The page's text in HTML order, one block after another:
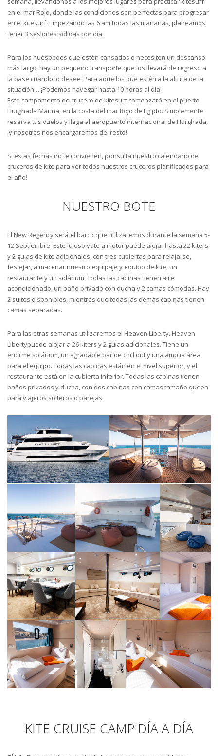
en el mar Rojo, donde las condiciones son perfectas para progresar
en el kitesurf. Empezando las 6 am todas las mañanas, planeamos
tener 3 sesiones sólidas por día.
Para los huéspedes que estén cansados o necesiten un descanso
más largo, hay un pequeño transporte que los llevará de regreso a
la base cuando lo desee. Para aquellos que estén a la altura de la
situación… ¡Podemos navegar hasta 10 horas al día!
Este campamento de crucero de kitesurf comenzará en el puerto
Hurghada Marina, en la costa del mar Rojo de Egipto. Simplemente
reserva tus vuelos y llega al aeropuerto internacional de Hurghada,
¡y nosotros nos encargaremos del resto!
Si estas fechas no te convienen, ¡consulta nuestro calendario de
cruceros de kite para ver todos nuestros cruceros planificados para
el año!
NUESTRO BOTE
El New Regency será el barco que utilizaremos durante la semana 5-
12 Septiembre. Este lujoso yate a motor puede alojar hasta 22 kiters
y 2 guías de kite adicionales, con tres cubiertas para relajarse,
festejar, almacenar nuestro equipaje y equipo de kite, un
restaurante y un solárium. Todas las cabinas tienen aire
acondicionado, un baño privado con ducha y 2 camas cómodas. Hay
2 suites disponibles, mientras que todas las demás cabinas tienen
camas separadas.
Para las otras semanas utilizaremos el Heaven Liberty. Heaven
Libertypuede alojar a 26 kiters y 2 guías adicionales. Tiene un
enorme solárium, un agradable bar de chill out y una amplia área
para el equipo. Todas las cabinas están en el nivel superior, y el
restaurante está en la cubierta inferior. Todas las cabinas tienen
baños privados y ducha, con dos cabinas con camas tamaño queen
para viajeros solteros o parejas.
KITE CRUISE CAMP DÍA A DÍA